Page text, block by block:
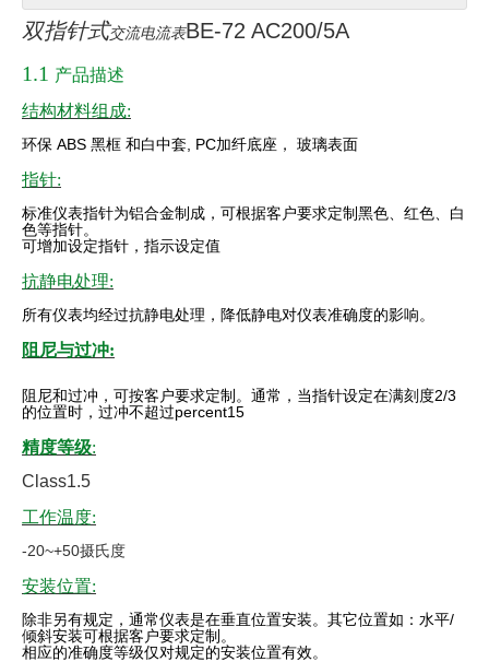
双指针式交流电流表BE-72 AC200/5A
1.1 产品描述
结构材料组成:
环保 ABS 黑框 和白中套 , PC加纤底座， 玻璃表面
指针:
标准仪表指针为铝合金制成，可根据客户要求定制黑色、红色、白
色等指针。
可增加设定指针，指示设定值
抗静电处理:
所有仪表均经过抗静电处理，降低静电对仪表准确度的影响。
阻尼与过冲:
阻尼和过冲，可按客户要求定制。通常，当指针设定在满刻度2/3
的位置时，过冲不超过percent15
精度等级:
Class1.5
工作温度:
-20~+50摄氏度
安装位置:
除非另有规定，通常仪表是在垂直位置安装。其它位置如：水平/
倾斜安装可根据客户要求定制。
相应的准确度等级仅对规定的安装位置有效。